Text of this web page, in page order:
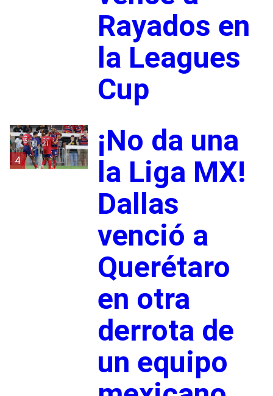
Rayados en
la Leagues
Cup
4
¡No da una
la Liga MX!
Dallas
venció a
Querétaro
en otra
derrota de
un equipo